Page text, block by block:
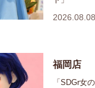
2026.08.08
福岡店
「SDGr女